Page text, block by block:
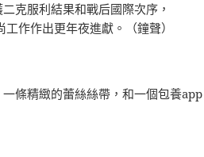
克服利結果和戰后國際次序，
作作出更年夜進獻。（鐘聲）
條精緻的蕾絲絲帶，和一個包養app